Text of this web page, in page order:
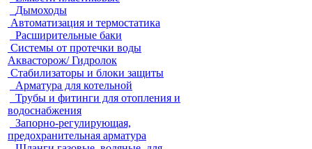
Дымоходы
Автоматизация и термостатика
Расширительные баки
Системы от протечки воды
Аквасторож/ Гидролок
Стабилизаторы и блоки защиты
Арматура для котельной
Трубы и фитинги для отопления и
водоснабжения
Запорно-регулирующая,
предохранительная арматура